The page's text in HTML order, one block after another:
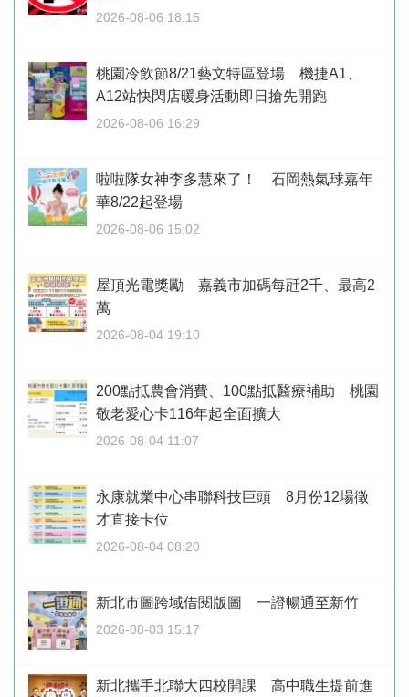
2026-08-06 18:15
桃園冷飲節8/21藝文特區登場 機捷A1、
A12站快閃店暖身活動即日搶先開跑
2026-08-06 16:29
啦啦隊女神李多慧來了！ 石岡熱氣球嘉年
華8/22起登場
2026-08-06 15:02
屋頂光電獎勵 嘉義市加碼每瓩2千、最高2
萬
2026-08-04 19:10
200點抵農會消費、100點抵醫療補助 桃園
敬老愛心卡116年起全面擴大
2026-08-04 11:07
永康就業中心串聯科技巨頭 8月份12場徵
才直接卡位
2026-08-04 08:20
新北市圖跨域借閱版圖 一證暢通至新竹
2026-08-03 15:17
新北攜手北聯大四校開課 高中職生提前進